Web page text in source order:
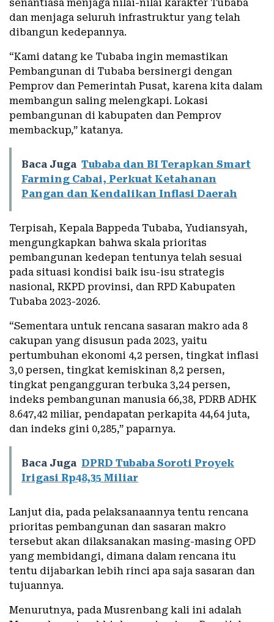
senantiasa menjaga nilai-nilai karakter Tubaba
dan menjaga seluruh infrastruktur yang telah
dibangun kedepannya.
“Kami datang ke Tubaba ingin memastikan
Pembangunan di Tubaba bersinergi dengan
Pemprov dan Pemerintah Pusat, karena kita dalam
membangun saling melengkapi. Lokasi
pembangunan di kabupaten dan Pemprov
membackup,” katanya.
Baca Juga Tubaba dan BI Terapkan Smart
Farming Cabai, Perkuat Ketahanan
Pangan dan Kendalikan Inflasi Daerah
Terpisah, Kepala Bappeda Tubaba, Yudiansyah,
mengungkapkan bahwa skala prioritas
pembangunan kedepan tentunya telah sesuai
pada situasi kondisi baik isu-isu strategis
nasional, RKPD provinsi, dan RPD Kabupaten
Tubaba 2023-2026.
“Sementara untuk rencana sasaran makro ada 8
cakupan yang disusun pada 2023, yaitu
pertumbuhan ekonomi 4,2 persen, tingkat inflasi
3,0 persen, tingkat kemiskinan 8,2 persen,
tingkat pengangguran terbuka 3,24 persen,
indeks pembangunan manusia 66,38, PDRB ADHK
8.647,42 miliar, pendapatan perkapita 44,64 juta,
dan indeks gini 0,285,” paparnya.
Baca Juga DPRD Tubaba Soroti Proyek
Irigasi Rp48,35 Miliar
Lanjut dia, pada pelaksanaannya tentu rencana
prioritas pembangunan dan sasaran makro
tersebut akan dilaksanakan masing-masing OPD
yang membidangi, dimana dalam rencana itu
tentu dijabarkan lebih rinci apa saja sasaran dan
tujuannya.
Menurutnya, pada Musrenbang kali ini adalah